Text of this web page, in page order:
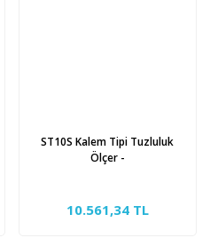
ST10S Kalem Tipi Tuzluluk
Ölçer -
10.561,34 TL